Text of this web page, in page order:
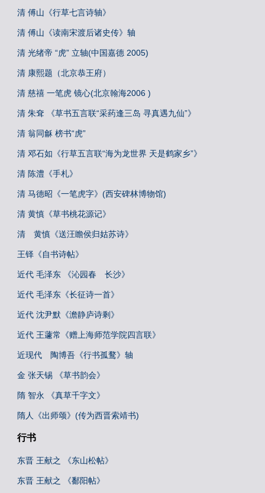
清 傅山《行草七言诗轴》
清 傅山《读南宋渡后诸史传》轴
清 光绪帝 “虎” 立轴(中国嘉德 2005)
清 康熙题（北京恭王府）
清 慈禧 一笔虎 镜心(北京翰海2006 )
清 朱耷 《草书五言联“采药逢三岛 寻真遇九仙”》
清 翁同龢 榜书“虎”
清 邓石如《行草五言联“海为龙世界 天是鹤家乡”》
清 陈澧《手札》
清 马德昭《一笔虎字》(西安碑林博物馆)
清 黄慎《草书桃花源记》
清 黄慎《送汪瞻侯归姑苏诗》
王铎《自书诗帖》
近代 毛泽东 《沁园春 长沙》
近代 毛泽东《长征诗一首》
近代 沈尹默《澹静庐诗剩》
近代 王蘧常《赠上海师范学院四言联》
近现代 陶博吾《行书孤鹜》轴
金 张天锡 《草书韵会》
隋 智永 《真草千字文》
隋人《出师颂》(传为西晋索靖书)
行书
东晋 王献之 《东山松帖》
东晋 王献之 《鄱阳帖》